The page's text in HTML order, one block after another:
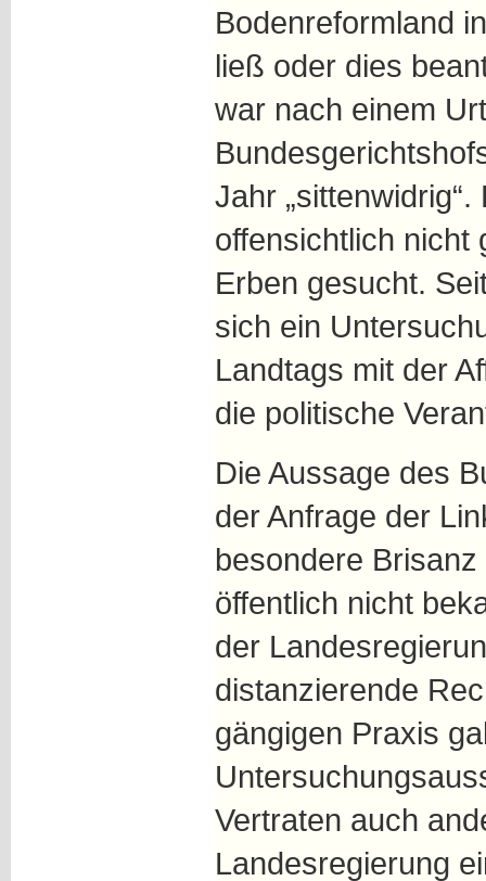
Bodenreformland
ließ oder dies
war nach einem
Jahr
offensichtlich nicht
Erben gesucht.
sich ein
Landtags mit der
die politische
Die Aussage des
der Anfrage der
besondere
öffentlich nicht
der
distanzierende
gängigen Praxis
Vertraten auch
Landesregierung